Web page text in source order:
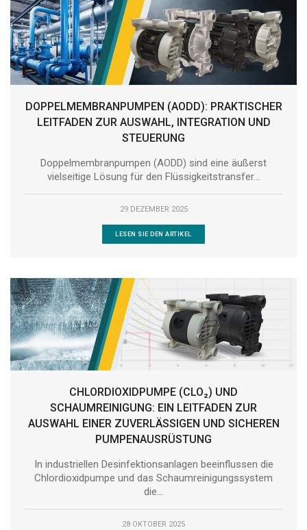
DOPPELMEMBRANPUMPEN (AODD): PRAKTISCHER
LEITFADEN ZUR AUSWAHL, INTEGRATION UND
STEUERUNG
Doppelmembranpumpen (AODD) sind eine äußerst
vielseitige Lösung für den Flüssigkeitstransfer...
29 DEZEMBER 2025
LESEN SIE DEN ARTIKEL
CHLORDIOXIDPUMPE (CLO₂) UND
SCHAUMREINIGUNG: EIN LEITFADEN ZUR
AUSWAHL EINER ZUVERLÄSSIGEN UND SICHEREN
PUMPENAUSRÜSTUNG
In industriellen Desinfektionsanlagen beeinflussen die
Chlordioxidpumpe und das Schaumreinigungssystem
die...
28 OKTOBER 2025